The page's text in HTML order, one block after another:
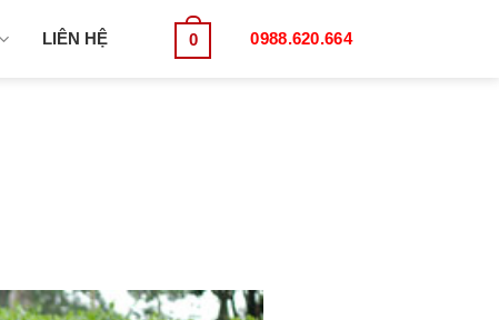
LIÊN HỆ 0 0988.620.664